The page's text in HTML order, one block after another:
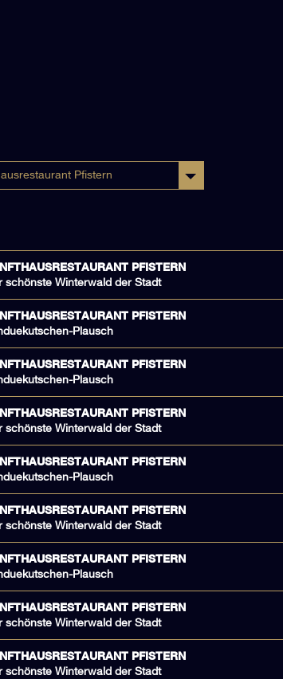
Pfistern
PFISTERN
schönste Winterwald der Stadt
PFISTERN
Plausch
PFISTERN
Plausch
PFISTERN
schönste Winterwald der Stadt
PFISTERN
Plausch
PFISTERN
schönste Winterwald der Stadt
PFISTERN
Plausch
PFISTERN
schönste Winterwald der Stadt
PFISTERN
schönste Winterwald der Stadt